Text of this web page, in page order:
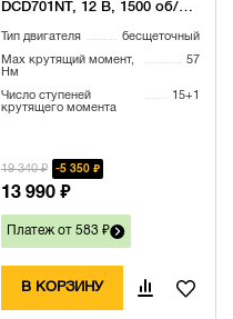
DCD701NT, 12 В, 1500 об/
Тип двигателя бесщеточный
Max крутящий момент,
Нм
57
Число ступеней
крутящего момента
15+1
19 340 ₽ 5 350 ₽
13 990 ₽
Платеж от 583 ₽
В КОРЗИНУ